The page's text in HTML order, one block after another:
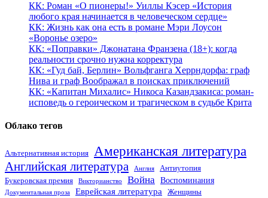
КК: Роман «О пионеры!» Уиллы Кэсер «История
любого края начинается в человеческом сердце»
КК: Жизнь как она есть в романе Мэри Лоусон
«Воронье озеро»
КК: «Поправки» Джонатана Франзена (18+): когда
реальности срочно нужна корректура
КК: «Гуд бай, Берлин» Вольфганга Херрндорфа: граф
Нива и граф Воображал в поисках приключений
КК: «Капитан Михалис» Никоса Казандзакиса: роман-
исповедь о героическом и трагическом в судьбе Крита
Облако тегов
Альтернативная история Американская литература
Английская литература Англия
Антиутопия
Букеровская премия
Викторианство Война Воспоминания
Документальная проза Еврейская литература
Женщины